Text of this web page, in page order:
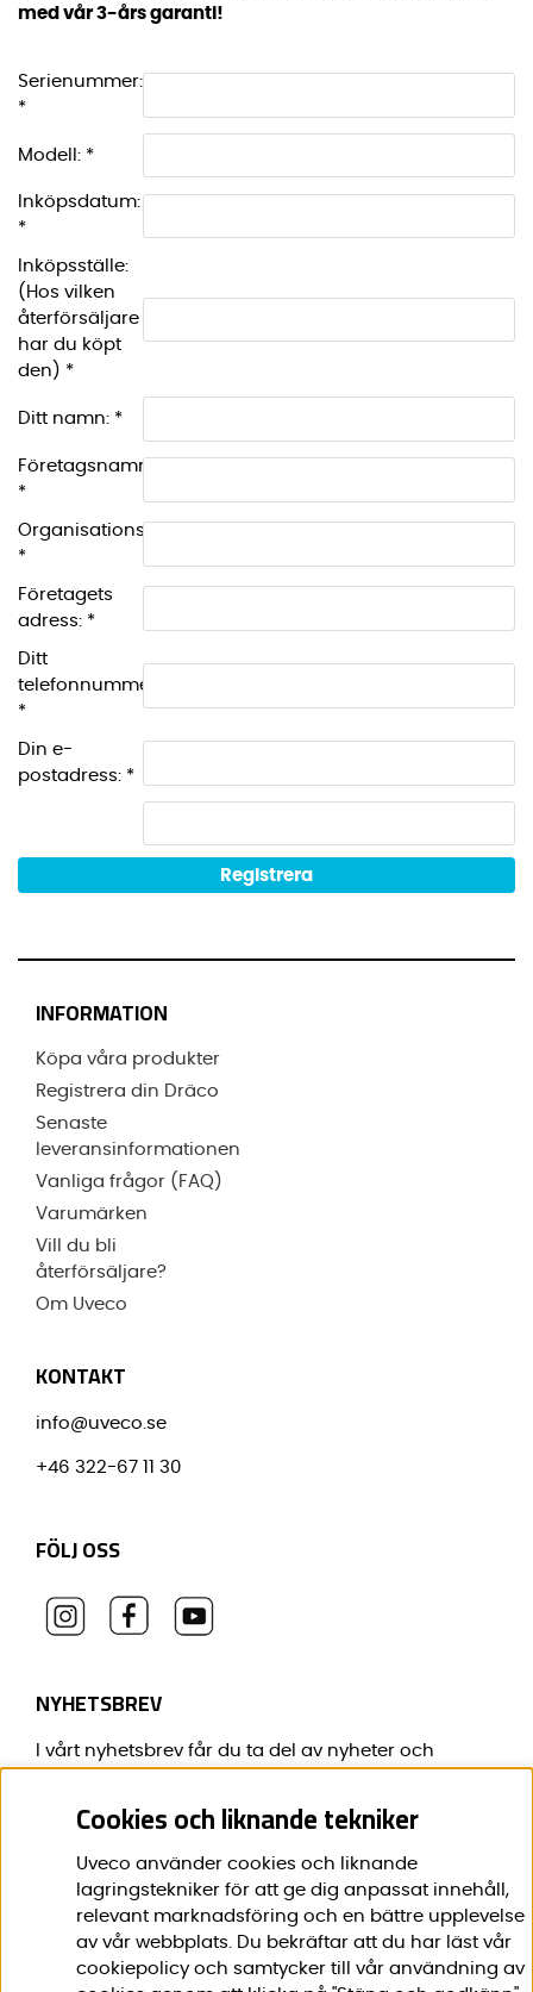
med vår 3-års garanti!
Serienummer:
*
Modell: *
Inköpsdatum:
*
Inköpsställe:
(Hos vilken
återförsäljare
har du köpt
den) *
Ditt namn: *
Företagsnamn:
*
Organisationsnummer:
*
Företagets
adress: *
Ditt
telefonnummer:
*
Din e-
postadress: *
Registrera
INFORMATION
Köpa våra produkter
Registrera din Dräco
Senaste
leveransinformationen
Vanliga frågor (FAQ)
Varumärken
Vill du bli
återförsäljare?
Om Uveco
KONTAKT
info@uveco.se
+46 322-67 11 30
FÖLJ OSS
NYHETSBREV
I vårt nyhetsbrev får du ta del av nyheter och
Förnamn:*
Cookies och liknande tekniker
Uveco använder cookies och liknande
lagringstekniker för att ge dig anpassat innehåll,
relevant marknadsföring och en bättre upplevelse
av vår webbplats. Du bekräftar att du har läst vår
cookiepolicy och samtycker till vår användning av